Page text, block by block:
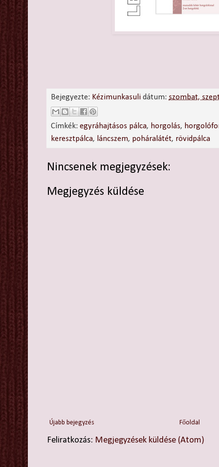
Bejegyezte: Kézimunkasuli dátum: szombat,
Címkék:egyráhajtásos pálca, horgolás,
keresztpálca, láncszem, poháralátét, rövidpálca
Nincsenek megjegyzések:
Megjegyzés küldése
Újabb bejegyzés Főoldal
Feliratkozás: Megjegyzések küldése (Atom)